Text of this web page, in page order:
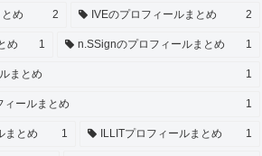
め 2 IVEのプロフィールまとめ 2
め 1 n.SSignのプロフィールまとめ 1
まとめ 1
ィールまとめ 1
まとめ 1 ILLITプロフィールまとめ 1